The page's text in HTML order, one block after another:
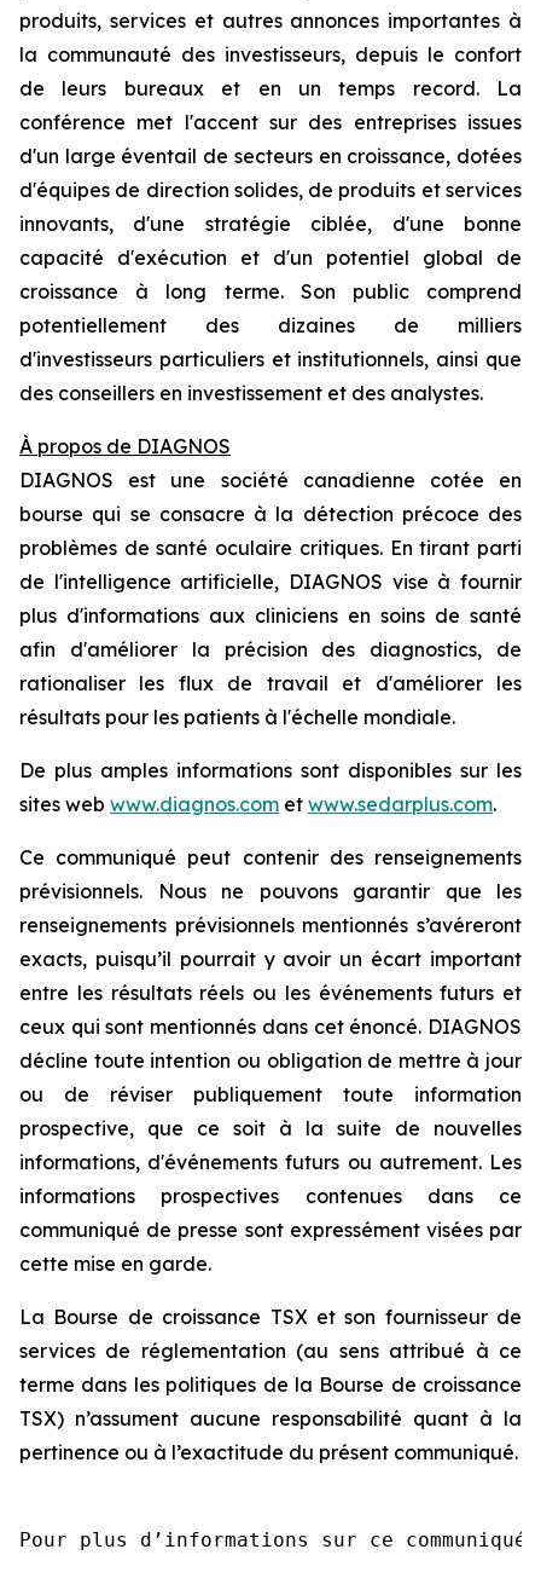
produits, services et autres annonces importantes à
la communauté des investisseurs, depuis le confort
de leurs bureaux et en un temps record. La
conférence met l'accent sur des entreprises issues
d'un large éventail de secteurs en croissance, dotées
d'équipes de direction solides, de produits et services
innovants, d'une stratégie ciblée, d'une bonne
capacité d'exécution et d'un potentiel global de
croissance à long terme. Son public comprend
potentiellement des dizaines de milliers
d'investisseurs particuliers et institutionnels, ainsi que
des conseillers en investissement et des analystes.
À propos de DIAGNOS
DIAGNOS est une société canadienne cotée en
bourse qui se consacre à la détection précoce des
problèmes de santé oculaire critiques. En tirant parti
de l'intelligence artificielle, DIAGNOS vise à fournir
plus d'informations aux cliniciens en soins de santé
afin d'améliorer la précision des diagnostics, de
rationaliser les flux de travail et d'améliorer les
résultats pour les patients à l'échelle mondiale.
De plus amples informations sont disponibles sur les
sites web www.diagnos.com et www.sedarplus.com.
Ce communiqué peut contenir des renseignements
prévisionnels. Nous ne pouvons garantir que les
renseignements prévisionnels mentionnés s’avéreront
exacts, puisqu’il pourrait y avoir un écart important
entre les résultats réels ou les événements futurs et
ceux qui sont mentionnés dans cet énoncé. DIAGNOS
décline toute intention ou obligation de mettre à jour
ou de réviser publiquement toute information
prospective, que ce soit à la suite de nouvelles
informations, d'événements futurs ou autrement. Les
informations prospectives contenues dans ce
communiqué de presse sont expressément visées par
cette mise en garde.
La Bourse de croissance TSX et son fournisseur de
services de réglementation (au sens attribué à ce
terme dans les politiques de la Bourse de croissance
TSX) n’assument aucune responsabilité quant à la
pertinence ou à l’exactitude du présent communiqué.
Pour plus d’informations sur ce